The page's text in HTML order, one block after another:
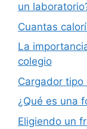
un
Cuantas
La
colegio
Cargador
¿Qué es una
Eligiendo un